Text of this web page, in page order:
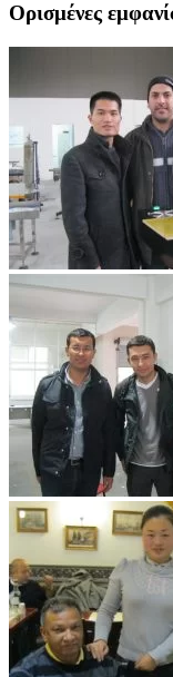
Ορισμένες